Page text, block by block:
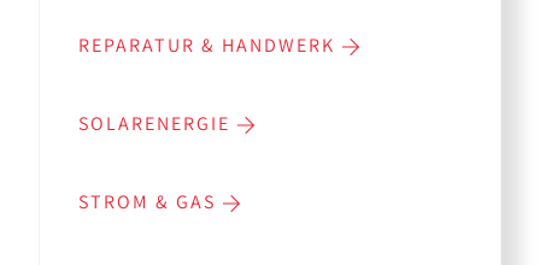
REPARATUR & HANDWERK
SOLARENERGIE
STROM & GAS